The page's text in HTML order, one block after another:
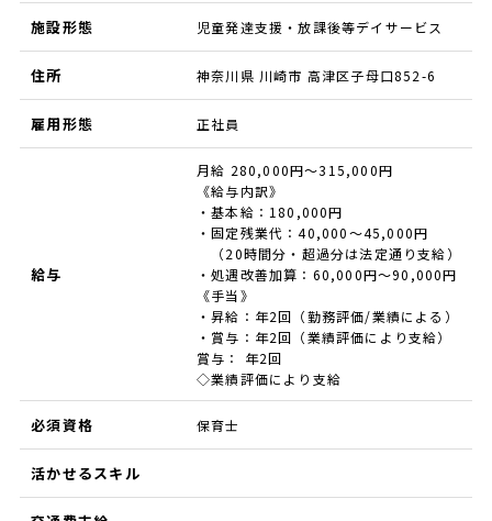
施設形態 児童発達支援・放課後等デイサービス
住所 神奈川県 川崎市 高津区子母口852-6
雇用形態 正社員
給与
月給 280,000円～315,000円
《給与内訳》
・基本給：180,000円
・固定残業代：40,000～45,000円
（20時間分・超過分は法定通り支給）
・処遇改善加算：60,000円～90,000円
《手当》
・昇給：年2回（勤務評価/業績による）
・賞与：年2回（業績評価により支給）
賞与： 年2回
◇業績評価により支給
必須資格 保育士
活かせるスキル